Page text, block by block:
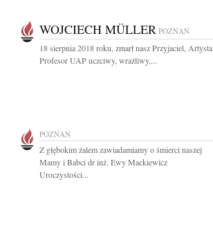
WOJCIECH MÜLLER POZNAŃ
18 sierpnia 2018 roku, zmarł nasz Przyjaciel, Artysta,
Profesor UAP uczciwy, wrażliwy,...
POZNAŃ
Z głębokim żalem zawiadamiamy o śmierci naszej
Mamy i Babci dr inż. Ewy Mackiewicz
Uroczystości...